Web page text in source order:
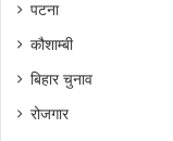
पटना
कौशाम्बी
बिहार चुनाव
रोजगार